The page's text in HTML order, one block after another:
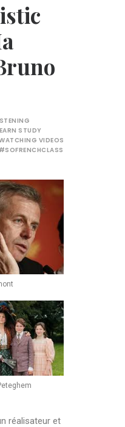
STUDY
VIDEOS
#SOFRENCHCLASS
réalisateur et